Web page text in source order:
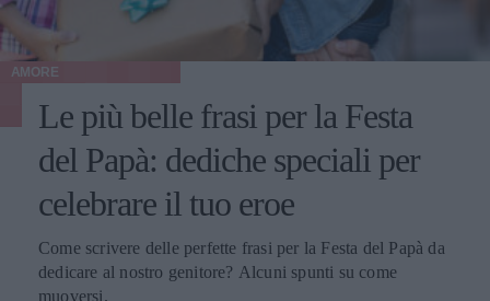
AMORE
Le più belle frasi per la Festa
del Papà: dediche speciali per
celebrare il tuo eroe
Come scrivere delle perfette frasi per la Festa del Papà da
dedicare al nostro genitore? Alcuni spunti su come
muoversi.